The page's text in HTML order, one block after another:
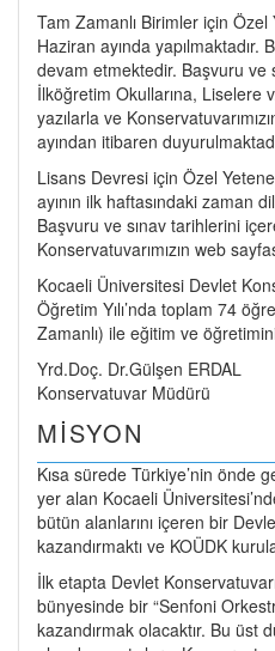
Tam Zamanlı Birimler için Özel
Haziran ayında yapılmaktadır.
devam etmektedir. Başvuru ve
İlköğretim Okullarına, Liselere
yazılarla ve
ayından itibaren
Lisans Devresi için Özel
ayının ilk haftasındaki zaman
Başvuru ve sınav tarihlerini
Konservatuvarımızın web
Kocaeli Üniversitesi Devlet
Öğretim Yılı’nda toplam 74
Zamanlı) ile eğitim ve
Yrd.Doç. Dr.Gülşen ERDAL
Konservatuvar Müdürü
MİSYON
Kısa sürede Türkiye’nin önde
yer alan Kocaeli
bütün alanlarını içeren bir
kazandırmaktı ve KOÜDK
İlk etapta Devlet
bünyesinde bir “Senfoni
kazandırmak olacaktır. Bu üst